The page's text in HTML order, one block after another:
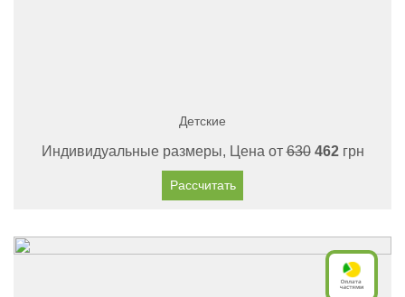
Детские
Индивидуальные размеры, Цена от630 462грн
Рассчитать